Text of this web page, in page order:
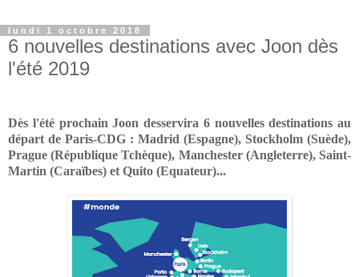
lundi 1 octobre 2018
6 nouvelles destinations avec Joon dès
l'été 2019
Dès l'été prochain Joon desservira 6 nouvelles destinations au
départ de Paris-CDG : Madrid (Espagne), Stockholm (Suède),
Prague (République Tchèque), Manchester (Angleterre), Saint-
Martin (Caraïbes) et Quito (Equateur)...